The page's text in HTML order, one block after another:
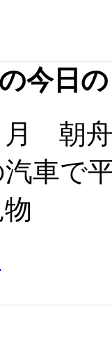
今日
朝舟
車で